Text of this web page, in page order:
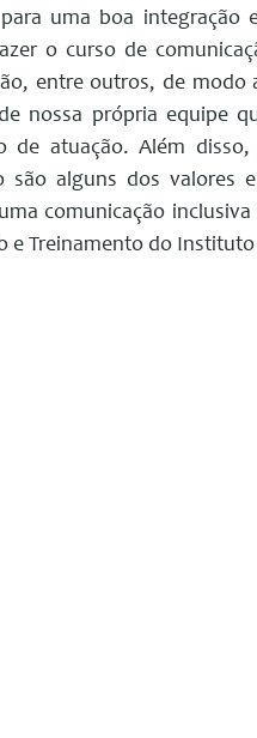
uma boa integração
o curso de
entre outros, de
nossa própria equipe
de atuação. Além
são alguns dos valores
comunicação
e Treinamento do